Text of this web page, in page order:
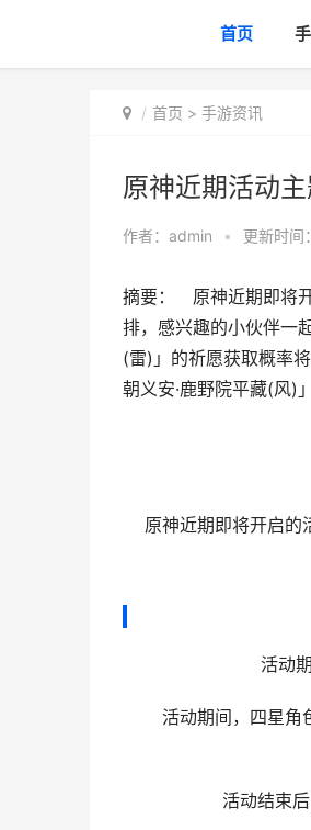
首页
首页 > 手游资讯
原神近期活动
作者： admin • 更新时
摘要： 原神近期即将
排，感兴趣的小伙伴一
(雷)」的祈愿获取概率
朝义安·鹿野院平藏(风)
原神近期即将开启的
活动期
活动期间，四星角色
活动结束后，